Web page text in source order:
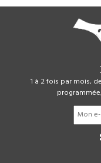
1 à 2 fois par mois,